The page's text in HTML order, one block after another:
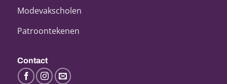
Modevakscholen
Patroontekenen
Contact